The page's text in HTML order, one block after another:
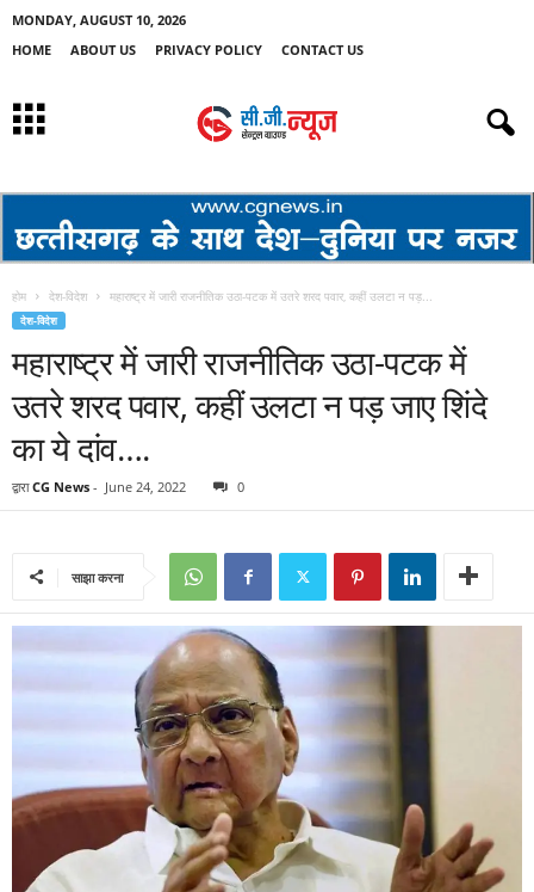
MONDAY, AUGUST 10, 2026
HOME
ABOUT US PRIVACY POLICY CONTACT US
होम देश-विदेश महाराष्ट्र में जारी राजनीतिक उठा-पटक में उतरे शरद पवार, कहीं उलटा न पड़...
देश-विदेश
महाराष्ट्र में जारी राजनीतिक उठा-पटक में
उतरे शरद पवार, कहीं उलटा न पड़ जाए शिंदे
का ये दांव….
द्वारा CG News - June 24, 2022 0
साझा करना